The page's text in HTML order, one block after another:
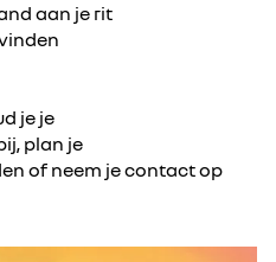
aan je rit
je je
plan je
of neem je contact op